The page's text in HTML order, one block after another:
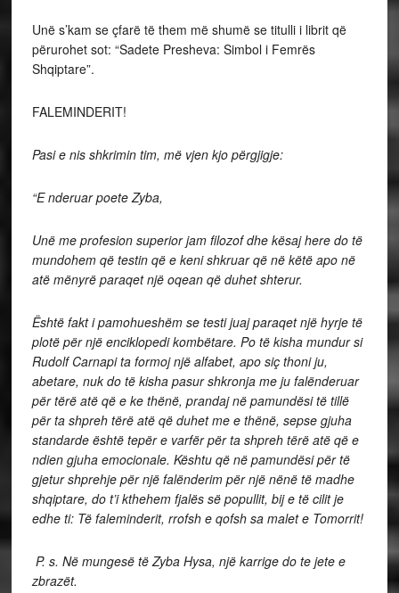
Unë s’kam se çfarë të them më shumë se titulli i librit që
përurohet sot: “Sadete Presheva: Simbol i Femrës
Shqiptare”.
FALEMINDERIT!
Pasi e nis shkrimin tim, më vjen kjo përgjigje:
“E nderuar poete Zyba,
Unë me profesion superior jam filozof dhe kësaj here do të
mundohem që testin që e keni shkruar që në këtë apo në
atë mënyrë paraqet një oqean që duhet shterur.
Është fakt i pamohueshëm se testi juaj paraqet një hyrje të
plotë për një enciklopedi kombëtare. Po të kisha mundur si
Rudolf Carnapi ta formoj një alfabet, apo siç thoni ju,
abetare, nuk do të kisha pasur shkronja me ju falënderuar
për tërë atë që e ke thënë, prandaj në pamundësi të tillë
për ta shpreh tërë atë që duhet me e thënë, sepse gjuha
standarde është tepër e varfër për ta shpreh tërë atë që e
ndien gjuha emocionale. Kështu që në pamundësi për të
gjetur shprehje për një falënderim për një nënë të madhe
shqiptare, do t’i kthehem fjalës së popullit, bij e të cilit je
edhe ti: Të faleminderit, rrofsh e qofsh sa malet e Tomorrit!
P. s. Në mungesë të Zyba Hysa, një karrige do te jete e
zbrazët.